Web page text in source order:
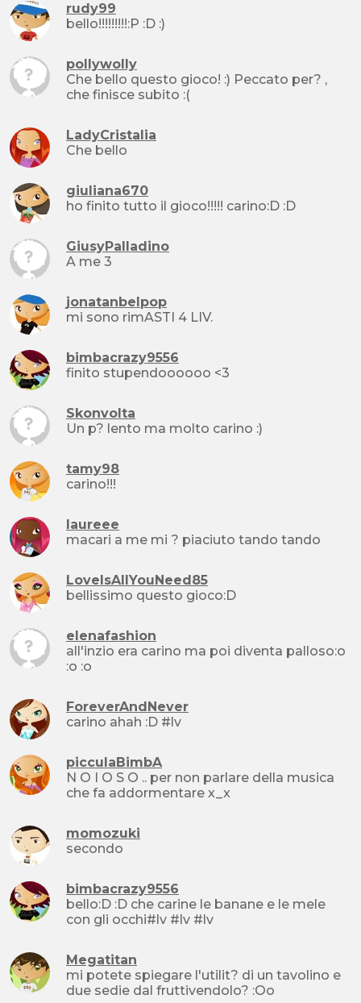
rudy99
bello!!!!!!!!!:P :D :)
pollywolly
Che bello questo gioco! :) Peccato per? ,
che finisce subito :(
LadyCristalia
Che bello
giuliana670
ho finito tutto il gioco!!!!! carino:D :D
GiusyPalladino
A me 3
jonatanbelpop
mi sono rimASTI 4 LIV.
bimbacrazy9556
finito stupendoooooo <3
Skonvolta
Un p? lento ma molto carino :)
tamy98
carino!!!
laureee
macari a me mi ? piaciuto tando tando
LoveIsAllYouNeed85
bellissimo questo gioco:D
elenafashion
all'inzio era carino ma poi diventa palloso:o
:o :o
ForeverAndNever
carino ahah :D #lv
picculaBimbA
N O I O S O .. per non parlare della musica
che fa addormentare x_x
momozuki
secondo
bimbacrazy9556
bello:D :D che carine le banane e le mele
con gli occhi#lv #lv #lv
Megatitan
mi potete spiegare l'utilit? di un tavolino e
due sedie dal fruttivendolo? :Oo